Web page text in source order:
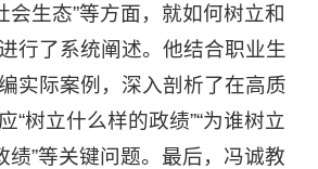
会生态”等方面，就如何树立和
行了系统阐述。他结合职业生
实际案例，深入剖析了在高质
“树立什么样的政绩”“为谁树立
绩”等关键问题。最后，冯诚教